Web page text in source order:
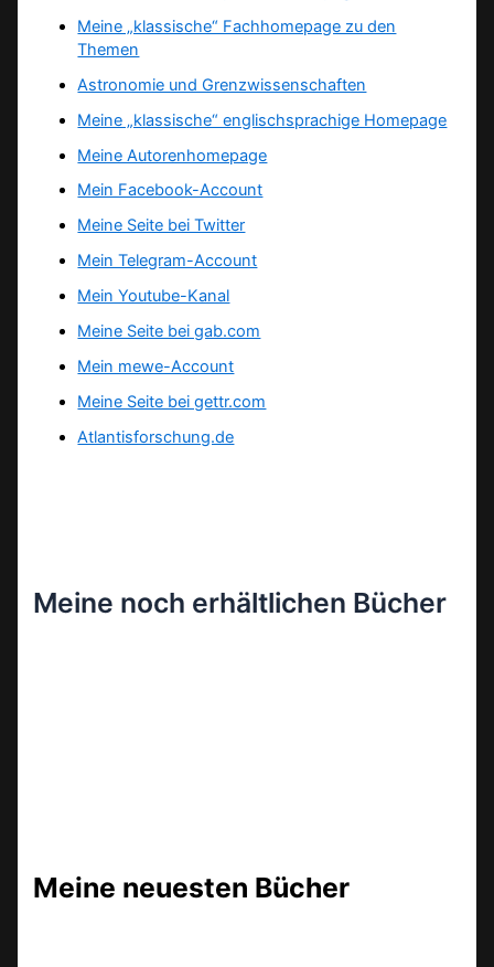
Meine „klassische“ Fachhomepage zu den
Themen
Astronomie und Grenzwissenschaften
Meine „klassische“ englischsprachige Homepage
Meine Autorenhomepage
Mein Facebook-Account
Meine Seite bei Twitter
Mein Telegram-Account
Mein Youtube-Kanal
Meine Seite bei gab.com
Mein mewe-Account
Meine Seite bei gettr.com
Atlantisforschung.de
Meine noch erhältlichen Bücher
Meine neuesten Bücher